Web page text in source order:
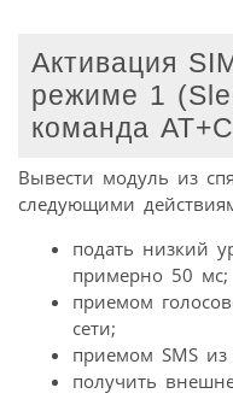
Активация
режиме 1
команда
Вывести модуль из
следующими
подать низкий
примерно 50 мс;
приемом
сети;
приемом SMS из
получить